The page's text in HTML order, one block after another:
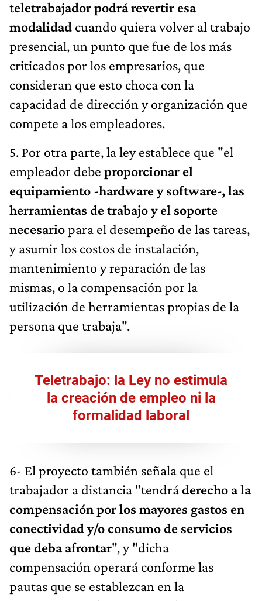
teletrabajador podrá revertir esa
modalidad cuando quiera volver al trabajo
presencial, un punto que fue de los más
criticados por los empresarios, que
consideran que esto choca con la
capacidad de dirección y organización que
compete a los empleadores.
5. Por otra parte, la ley establece que "el
empleador debe proporcionar el
equipamiento -hardware y software-, las
herramientas de trabajo y el soporte
necesariopara el desempeño de las tareas,
y asumir los costos de instalación,
mantenimiento y reparación de las
mismas, o la compensación por la
utilización de herramientas propias de la
persona que trabaja".
Teletrabajo: la Ley no estimula
la creación de empleo ni la
formalidad laboral
6- El proyecto también señala que el
trabajador a distancia "tendráderecho a la
compensación por los mayores gastos en
conectividad y/o consumo de servicios
que deba afrontar", y "dicha
compensación operará conforme las
pautas que se establezcan en la